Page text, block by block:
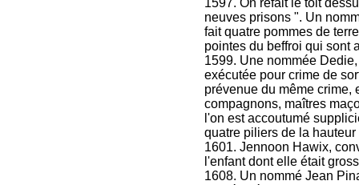
1597. On refait le toit
neuves prisons ". Un
fait quatre pommes de
pointes du beffroi qui sont
1599. Une nommée
exécutée pour crime de
prévenue du même crime,
compagnons, maîtres
l'on est accoutumé
quatre piliers de la
1601. Jennoon Hawix,
l'enfant dont elle était
1608. Un nommé Jean